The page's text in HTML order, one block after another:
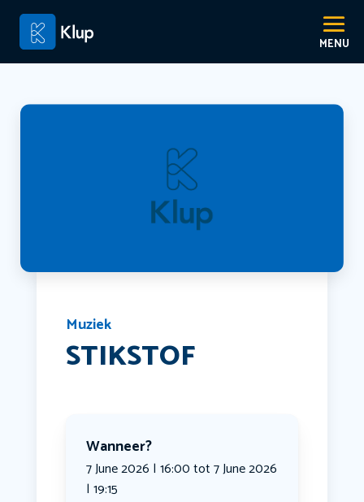
Muziek
STIKSTOF
Wanneer?
7 June 2026 | 16:00 tot 7 June 2026
| 19:15